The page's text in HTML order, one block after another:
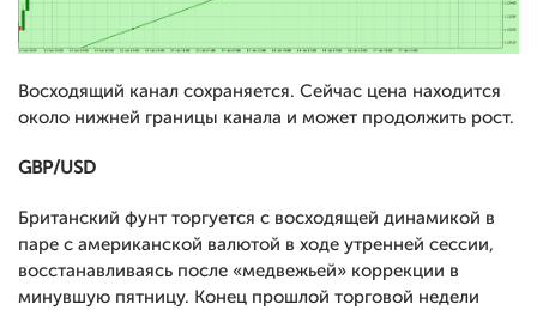
Восходящий канал сохраняется. Сейчас цена находится
около нижней границы канала и может продолжить рост.
GBP/USD
Британский фунт торгуется с восходящей динамикой в
паре с американской валютой в ходе утренней сессии,
восстанавливаясь после «медвежьей» коррекции в
минувшую пятницу. Конец прошлой торговой недели